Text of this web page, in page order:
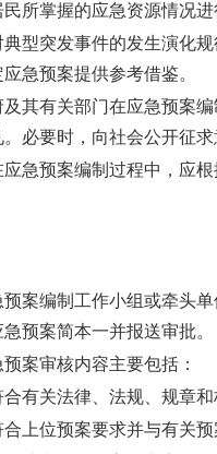
所掌握的应急资源情况
型突发事件的发生演化
急预案提供参考借鉴。
其有关部门在应急预案编
必要时，向社会公开征
急预案编制过程中，应
案编制工作小组或牵头单
预案简本一并报送审批。
案审核内容主要包括：
合有关法律、法规、规章
合上位预案要求并与有关